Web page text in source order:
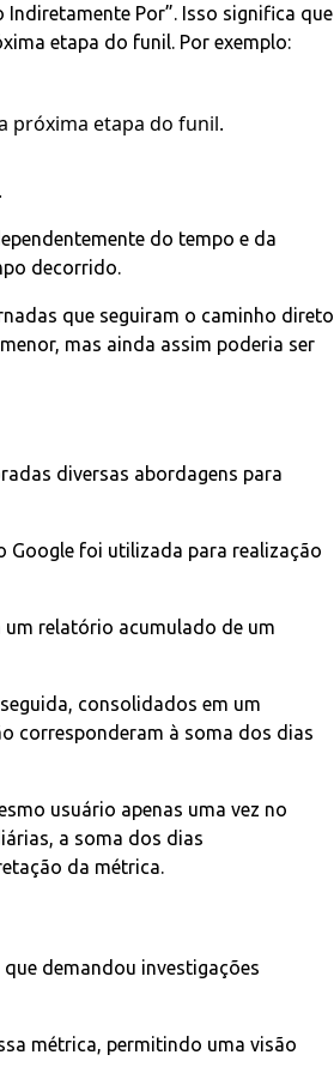
Por”. Isso significa que
etapa do funil. Por exemplo:
próxima etapa do funil.
do tempo e da
decorrido.
que seguiram o caminho direto
mas ainda assim poderia ser
diversas abordagens para
Google foi utilizada para realização
relatório acumulado de um
consolidados em um
corresponderam à soma dos dias
usuário apenas uma vez no
a soma dos dias
da métrica.
demandou investigações
métrica, permitindo uma visão